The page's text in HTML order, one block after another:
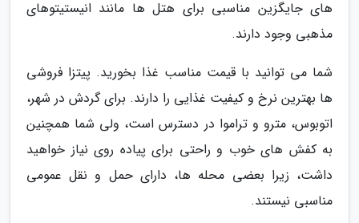
های جایگزین مناسبی برای هتل ها مانند انیستیتوهای
مذهبی وجود دارند.
شما می توانید با قیمت مناسب غذا بخورید. پیتزا فروشی
ها بهترین نرخ و کیفیت غذایی را دارند. برای گردش در شهر،
اتوبوس، مترو و تراموا در دسترس است، ولی شما همچنین
به کفش های خوب و راحتی برای پیاده روی نیاز خواهید
داشت، زیرا بعضی محله ها، دارای حمل و نقل عمومی
مناسبی نیستند.